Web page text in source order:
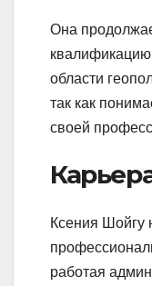
Она
квалификацию
области
так как
своей
Ксения Шойгу
работая